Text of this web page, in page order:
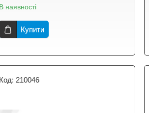
В наявності
Купити
210046